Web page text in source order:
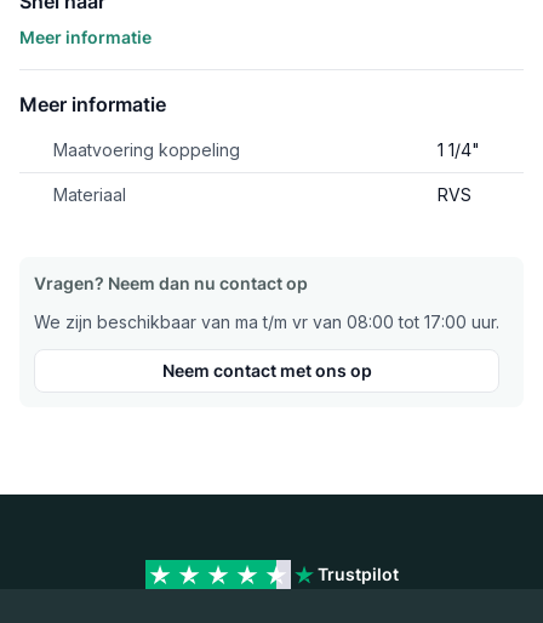
Meer informatie
Meer informatie
Maatvoering koppeling 1 1/4"
Materiaal RVS
Vragen? Neem dan nu contact op
We zijn beschikbaar van ma t/m vr van 08:00 tot 17:00 uur.
Neem contact met ons op
Trustpilot